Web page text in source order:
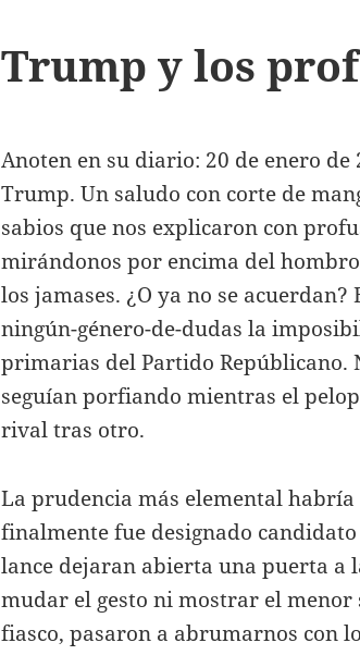
Trump y los
Anoten en su diario: 20 de enero
Trump. Un saludo con corte de
sabios que nos explicaron con
mirándonos por encima del
los jamases. ¿O ya no se
ningún-género-de-dudas la
primarias del Partido Repúblicano.
seguían porfiando mientras el
rival tras otro.
La prudencia más elemental habría
finalmente fue designado
lance dejaran abierta una puerta a
mudar el gesto ni mostrar el
fiasco, pasaron a abrumarnos con